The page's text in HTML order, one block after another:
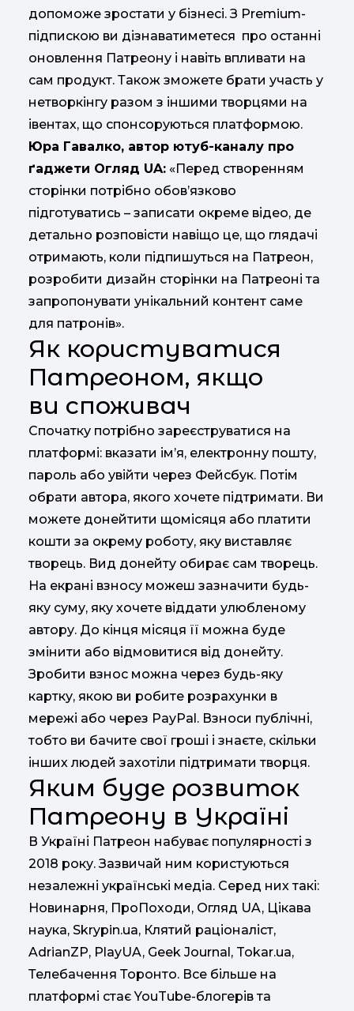
допоможе зростати у бізнесі. З Premium-
підпискою ви дізнаватиметеся про останні
оновлення Патреону і навіть впливати на
сам продукт. Також зможете брати участь у
нетворкінгу разом з іншими творцями на
івентах, що спонсоруються платформою.
Юра Гавалко, автор ютуб-каналу про
ґаджети Огляд UA: «Перед створенням
сторінки потрібно обов’язково
підготуватись – записати окреме відео, де
детально розповісти навіщо це, що глядачі
отримають, коли підпишуться на Патреон,
розробити дизайн сторінки на Патреоні та
запропонувати унікальний контент саме
для патронів».
Як користуватися
Патреоном, якщо
ви споживач
Спочатку потрібно зареєструватися на
платформі: вказати ім’я, електронну пошту,
пароль або увійти через Фейсбук. Потім
обрати автора, якого хочете підтримати. Ви
можете донейтити щомісяця або платити
кошти за окрему роботу, яку виставляє
творець. Вид донейту обирає сам творець.
На екрані взносу можеш зазначити будь-
яку суму, яку хочете віддати улюбленому
автору. До кінця місяця її можна буде
змінити або відмовитися від донейту.
Зробити взнос можна через будь-яку
картку, якою ви робите розрахунки в
мережі або через PayPal. Взноси публічні,
тобто ви бачите свої гроші і знаєте, скільки
інших людей захотіли підтримати творця.
Яким буде розвиток
Патреону в Україні
В Україні Патреон набуває популярності з
2018 року. Зазвичай ним користуються
незалежні українські медіа. Серед них такі:
Новинарня, ПроПоходи, Огляд UA, Цікава
наука, Skrypin.ua, Клятий раціоналіст,
AdrianZP, PlayUA, Geek Journal, Tokar.ua,
Телебачення Торонто. Все більше на
платформі стає YouTube-блогерів та